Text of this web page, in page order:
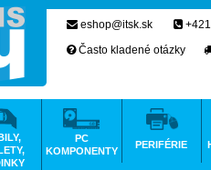
eshop@itsk.sk
Často kladené otázky
PC
KOMPONENTY
PERIFÉRIE